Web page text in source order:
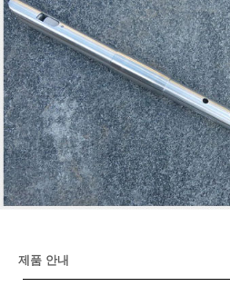
제품 안내